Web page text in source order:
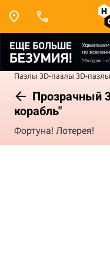
Пазлы 3D-пазлы 3D-
Прозрачный
корабль"
Фортуна! Лотерея!